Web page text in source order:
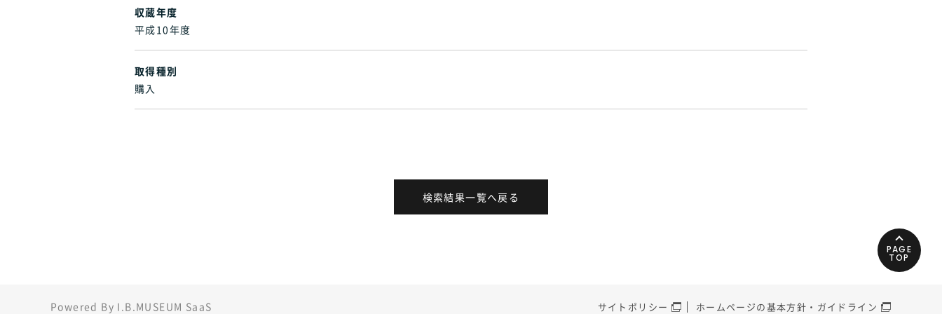
収蔵年度
平成10年度
取得種別
購入
検索結果一覧へ戻る
Powered By I.B.MUSEUM SaaS サイトポリシー ホームページの基本方針・ガイドライン
PAGE
TOP